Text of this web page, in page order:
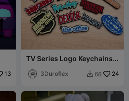
13
TV Series Logo Keychains –
3Duroflex  66 24